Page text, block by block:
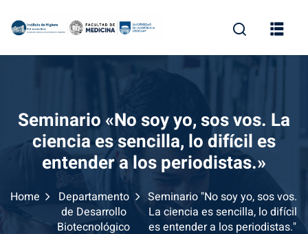
Seminario «No soy yo, sos vos. La
ciencia es sencilla, lo difícil es
entender a los periodistas.»
Home
Departamento
de Desarrollo
Biotecnológico
Seminario "No soy yo, sos vos.
La ciencia es sencilla, lo difícil
es entender a los periodistas."